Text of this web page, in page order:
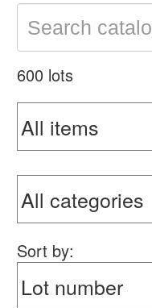
600 lots
Sort by: